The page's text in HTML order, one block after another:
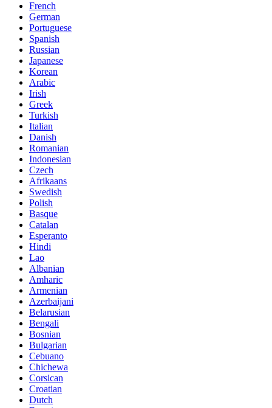
French
German
Portuguese
Spanish
Russian
Japanese
Korean
Arabic
Irish
Greek
Turkish
Italian
Danish
Romanian
Indonesian
Czech
Afrikaans
Swedish
Polish
Basque
Catalan
Esperanto
Hindi
Lao
Albanian
Amharic
Armenian
Azerbaijani
Belarusian
Bengali
Bosnian
Bulgarian
Cebuano
Chichewa
Corsican
Croatian
Dutch